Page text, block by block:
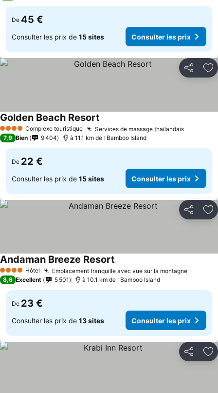
De 45 €
Consulter les prix de 15 sites Consulter les prix
Partager
4 Étoiles Complexe touristique Services de massage thaïlandais
Golden Beach Resort
7,9 Bien 9 404 à 11.1 km de : Bamboo Island
De 22 €
Consulter les prix de 15 sites Consulter les prix
Partager
4 Étoiles Hôtel Emplacement tranquille avec vue sur la montagne
Andaman Breeze Resort
8,6 Excellent 5 501 à 10.1 km de : Bamboo Island
De 23 €
Consulter les prix de 13 sites Consulter les prix
Partager